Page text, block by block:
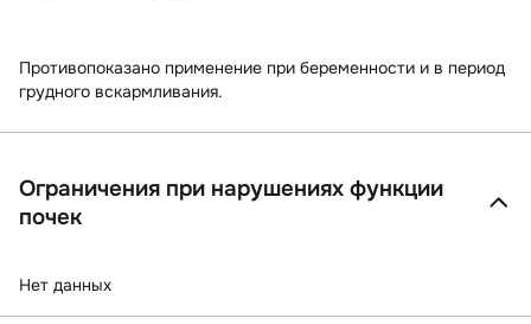
Противопоказано применение при беременности и в период
грудного вскармливания.
Ограничения при нарушениях функции
почек
Нет данных